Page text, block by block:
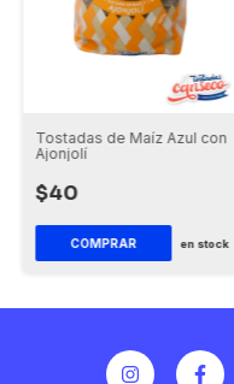
Tostadas de Maíz Azul con
Ajonjolí
$40
COMPRAR en stock